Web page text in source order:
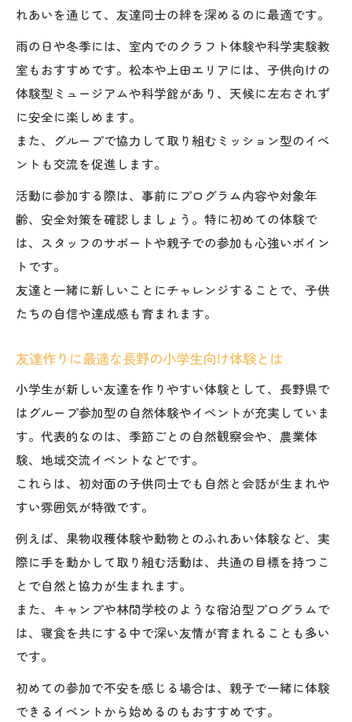
小学生の友情を深める長野県体験スポット
友達作りに役立つ小学生向け長野県体験例
小学生が感動する長野県おすすめ交流体験
長野県で小学生が友達と挑戦できる体験紹
介
小学生同士が絆を育む長野県体験の楽しみ
方
室内外で楽しめる小学生向け長野県交流術
小学生が室内外で楽しめる長野県交流術
天候に左右されない小学生向け交流体験
小学生のための長野県屋外交流術とポイン
ト
友達と一緒に過ごす長野県の交流アイディ
れあいを通じて、友達同士の絆を深めるのに最適です。
雨の日や冬季には、室内でのクラフト体験や科学実験教
室もおすすめです。松本や上田エリアには、子供向けの
体験型ミュージアムや科学館があり、天候に左右されず
に安全に楽しめます。
また、グループで協力して取り組むミッション型のイベ
ントも交流を促進します。
活動に参加する際は、事前にプログラム内容や対象年
齢、安全対策を確認しましょう。特に初めての体験で
は、スタッフのサポートや親子での参加も心強いポイン
トです。
友達と一緒に新しいことにチャレンジすることで、子供
たちの自信や達成感も育まれます。
友達作りに最適な長野の小学生向け体験とは
小学生が新しい友達を作りやすい体験として、長野県で
はグループ参加型の自然体験やイベントが充実していま
す。代表的なのは、季節ごとの自然観察会や、農業体
験、地域交流イベントなどです。
これらは、初対面の子供同士でも自然と会話が生まれや
すい雰囲気が特徴です。
例えば、果物収穫体験や動物とのふれあい体験など、実
際に手を動かして取り組む活動は、共通の目標を持つこ
とで自然と協力が生まれます。
また、キャンプや林間学校のような宿泊型プログラムで
は、寝食を共にする中で深い友情が育まれることも多い
です。
初めての参加で不安を感じる場合は、親子で一緒に体験
できるイベントから始めるのもおすすめです。